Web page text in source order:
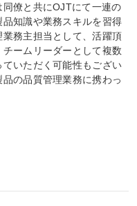
同僚と共にOJTにて一連の
知識や業務スキルを習得
務主担当として、活躍頂
ームリーダーとして複数
いただく可能性もござい
の品質管理業務に携わっ